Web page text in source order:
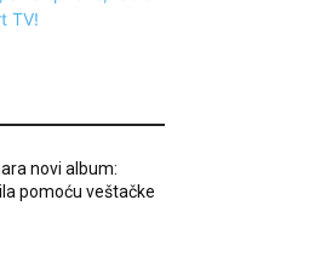
novi album:
pomoću veštačke